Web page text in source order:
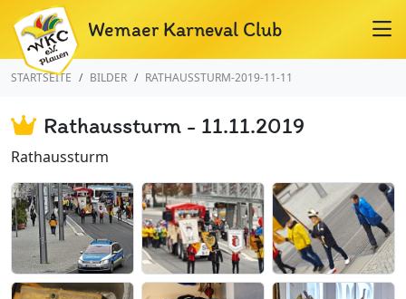
Wemaer Karneval Club
STARTSEITE BILDER RATHAUSSTURM-2019-11-11
Rathaussturm - 11.11.2019
Rathaussturm